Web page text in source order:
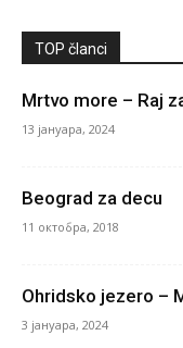
TOP članci
Mrtvo more – Raj
13 јануара, 2024
Beograd za decu
11 октобра, 2018
Ohridsko jezero –
3 јануара, 2024